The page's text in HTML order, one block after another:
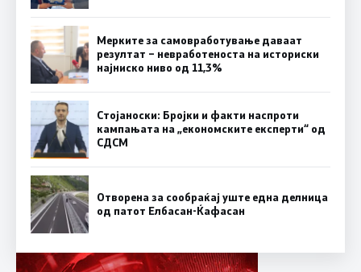
Мерките за самовработување даваат
резултат – невработеноста на историски
најниско ниво од 11,3%
Стојаноски: Бројки и факти наспроти
кампањата на „економските експерти“ од
СДСM
Отворена за сообраќај уште една делница
од патот Елбасан-Ќафасан